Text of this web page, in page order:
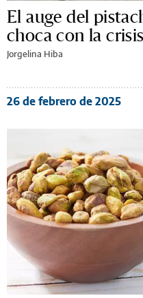
El auge del
choca con la
Jorgelina Hiba
26 de febrero de 2025